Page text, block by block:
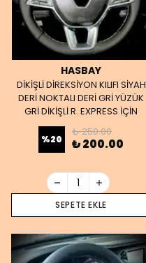
HASBAY
DİKİŞLİ DİREKSİYON KILIFI SİYAH
DERİ NOKTALI DERİ GRİ YÜZÜK
GRİ DİKİŞLİ R. EXPRESS İÇİN
%20
₺ 250.00
₺ 200.00
SEPETE EKLE